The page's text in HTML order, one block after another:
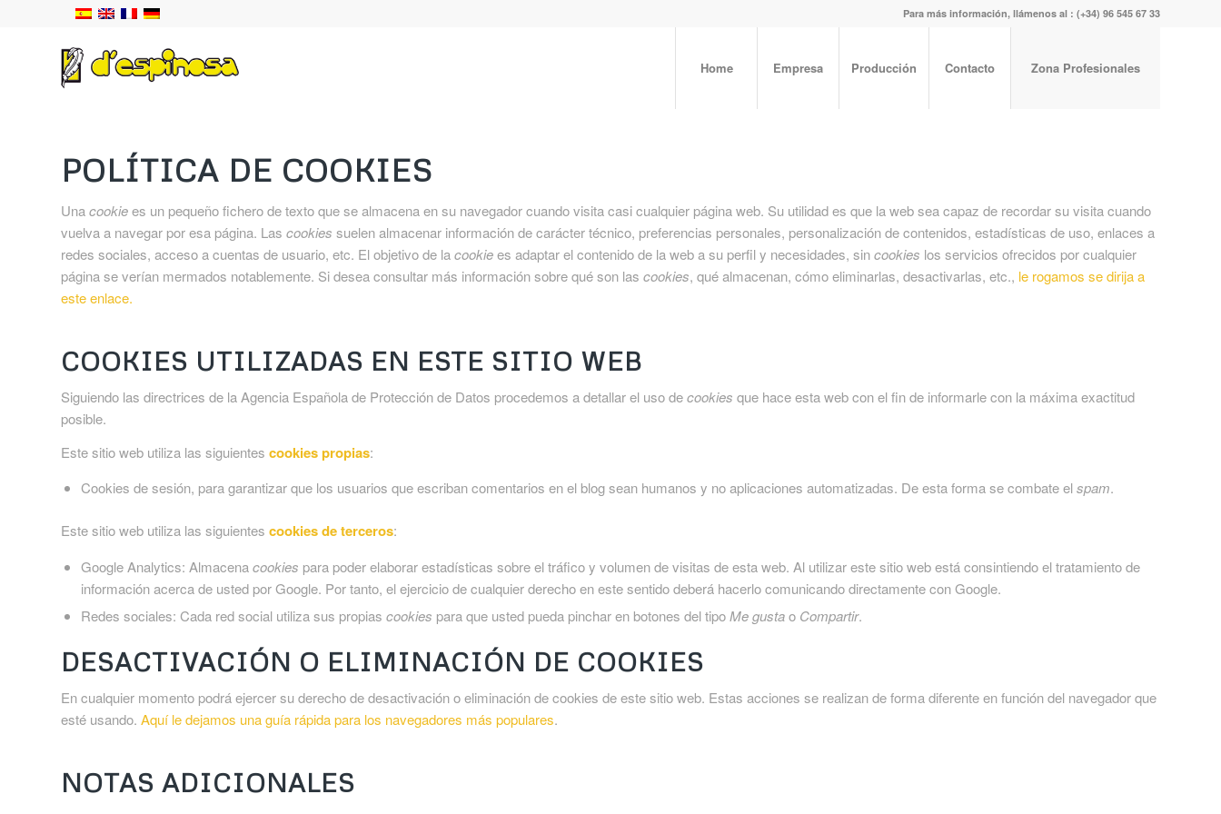
Para más información, llámenos al : (+34) 96 545 67 33
Home Empresa Producción Contacto Zona Profesionales
POLÍTICA DE COOKIES
Unacookiees un pequeño fichero de texto que se almacena en su navegador cuando visita casi cualquier página web. Su utilidad es que la web sea capaz de recordar su visita cuando
vuelva a navegar por esa página. Las cookies suelen almacenar información de carácter técnico, preferencias personales, personalización de contenidos, estadísticas de uso, enlaces a
redes sociales, acceso a cuentas de usuario, etc. El objetivo de lacookiees adaptar el contenido de la web a su perfil y necesidades, sincookies los servicios ofrecidos por cualquier
página se verían mermados notablemente. Si desea consultar más información sobre qué son las cookies, qué almacenan, cómo eliminarlas, desactivarlas, etc., le rogamos se dirija a
este enlace.
COOKIES UTILIZADAS EN ESTE SITIO WEB
Siguiendo las directrices de la Agencia Española de Protección de Datos procedemos a detallar el uso decookies que hace esta web con el fin de informarle con la máxima exactitud
posible.
Este sitio web utiliza las siguientes cookies propias:
Cookies de sesión, para garantizar que los usuarios que escriban comentarios en el blog sean humanos y no aplicaciones automatizadas. De esta forma se combate elspam.
Este sitio web utiliza las siguientes cookies de terceros:
Google Analytics: Almacenacookies para poder elaborar estadísticas sobre el tráfico y volumen de visitas de esta web. Al utilizar este sitio web está consintiendo el tratamiento de
información acerca de usted por Google. Por tanto, el ejercicio de cualquier derecho en este sentido deberá hacerlo comunicando directamente con Google.
Redes sociales: Cada red social utiliza sus propias cookies para que usted pueda pinchar en botones del tipoMe gustao Compartir.
DESACTIVACIÓN O ELIMINACIÓN DE COOKIES
En cualquier momento podrá ejercer su derecho de desactivación o eliminación de cookies de este sitio web. Estas acciones se realizan de forma diferente en función del navegador que
esté usando. Aquí le dejamos una guía rápida para los navegadores más populares.
NOTAS ADICIONALES